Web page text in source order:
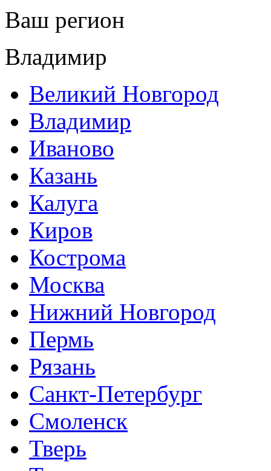
Ваш регион
Владимир
Великий Новгород
Владимир
Иваново
Казань
Калуга
Киров
Кострома
Москва
Нижний Новгород
Пермь
Рязань
Санкт-Петербург
Смоленск
Тверь